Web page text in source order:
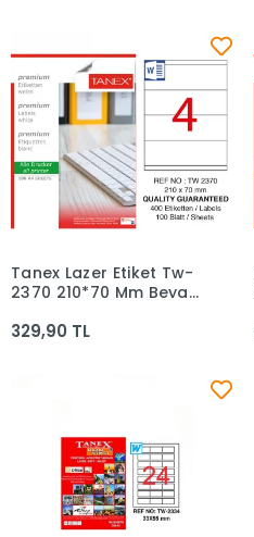
Sepete Ekle
Tanex Lazer Etiket Tw-
2370 210*70 Mm Beyaz
329,90 TL